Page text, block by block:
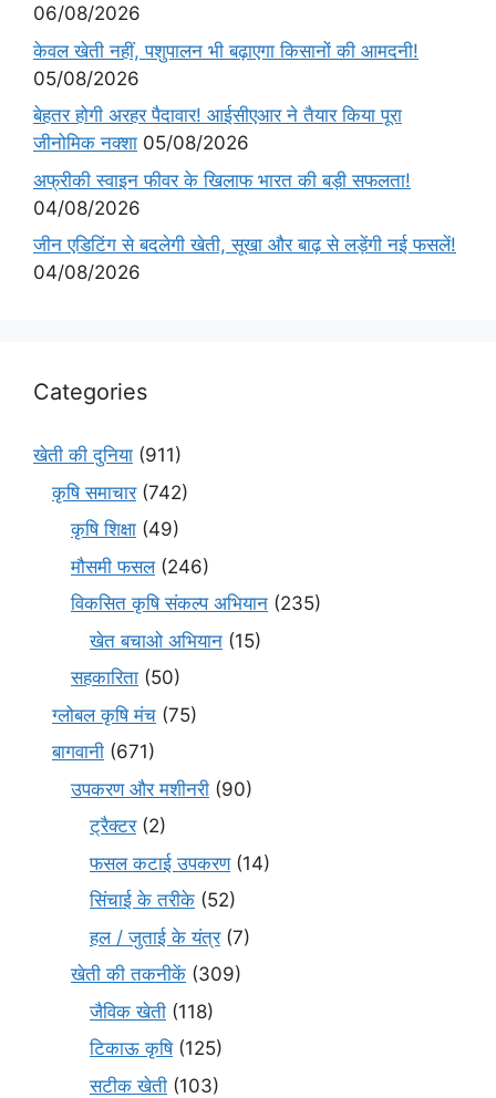
06/08/2026
केवल खेती नहीं, पशुपालन भी बढ़ाएगा किसानों की आमदनी!
05/08/2026
बेहतर होगी अरहर पैदावार! आईसीएआर ने तैयार किया पूरा
जीनोमिक नक्शा 05/08/2026
अफ्रीकी स्वाइन फीवर के खिलाफ भारत की बड़ी सफलता!
04/08/2026
जीन एडिटिंग से बदलेगी खेती, सूखा और बाढ़ से लड़ेंगी नई फसलें!
04/08/2026
Categories
खेती की दुनिया (911)
कृषि समाचार(742)
कृषि शिक्षा (49)
मौसमी फसल(246)
विकसित कृषि संकल्प अभियान (235)
खेत बचाओ अभियान (15)
सहकारिता (50)
ग्लोबल कृषि मंच (75)
बागवानी (671)
उपकरण और मशीनरी (90)
ट्रैक्टर(2)
फसल कटाई उपकरण(14)
सिंचाई के तरीके (52)
हल / जुताई के यंत्र(7)
खेती की तकनीकें (309)
जैविक खेती (118)
टिकाऊ कृषि(125)
सटीक खेती (103)